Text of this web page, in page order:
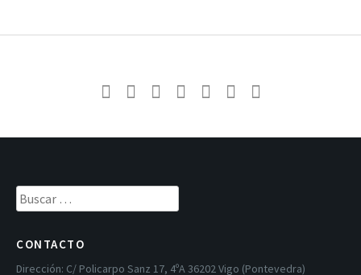
Buscar:
CONTACTO
Dirección: C/ Policarpo Sanz 17, 4ºA 36202 Vigo (Pontevedra)